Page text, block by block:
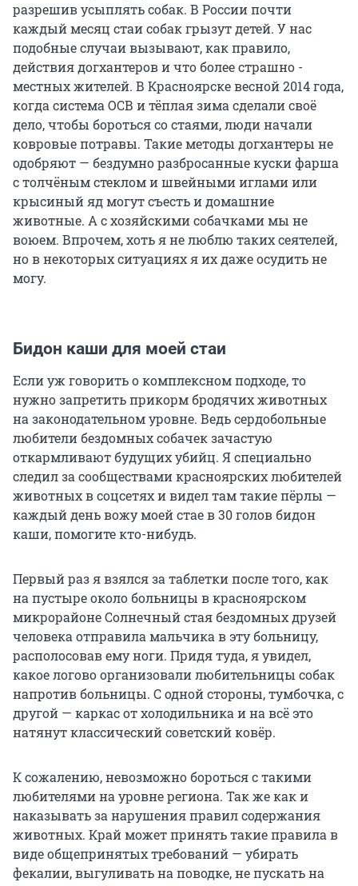
разрешив усыплять собак. В России почти
каждый месяц стаи собак грызут детей. У нас
подобные случаи вызывают, как правило,
действия догхантеров и что более страшно -
местных жителей. В Красноярске весной 2014 года,
когда система ОСВ и тёплая зима сделали своё
дело, чтобы бороться со стаями, люди начали
ковровые потравы. Такие методы догхантеры не
одобряют — бездумно разбросанные куски фарша
с толчёным стеклом и швейными иглами или
крысиный яд могут съесть и домашние
животные. А с хозяйскими собачками мы не
воюем. Впрочем, хоть я не люблю таких сеятелей,
но в некоторых ситуациях я их даже осудить не
могу.
Бидон каши для моей стаи
Если уж говорить о комплексном подходе, то
нужно запретить прикорм бродячих животных
на законодательном уровне. Ведь сердобольные
любители бездомных собачек зачастую
откармливают будущих убийц. Я специально
следил за сообществами красноярских любителей
животных в соцсетях и видел там такие пёрлы —
каждый день вожу моей стае в 30 голов бидон
каши, помогите кто-нибудь.
Первый раз я взялся за таблетки после того, как
на пустыре около больницы в красноярском
микрорайоне Солнечный стая бездомных друзей
человека отправила мальчика в эту больницу,
располосовав ему ноги. Придя туда, я увидел,
какое логово организовали любительницы собак
напротив больницы. С одной стороны, тумбочка, с
другой — каркас от холодильника и на всё это
натянут классический советский ковёр.
К сожалению, невозможно бороться с такими
любителями на уровне региона. Так же как и
наказывать за нарушения правил содержания
животных. Край может принять такие правила в
виде общепринятых требований — убирать
фекалии, выгуливать на поводке, не пускать на